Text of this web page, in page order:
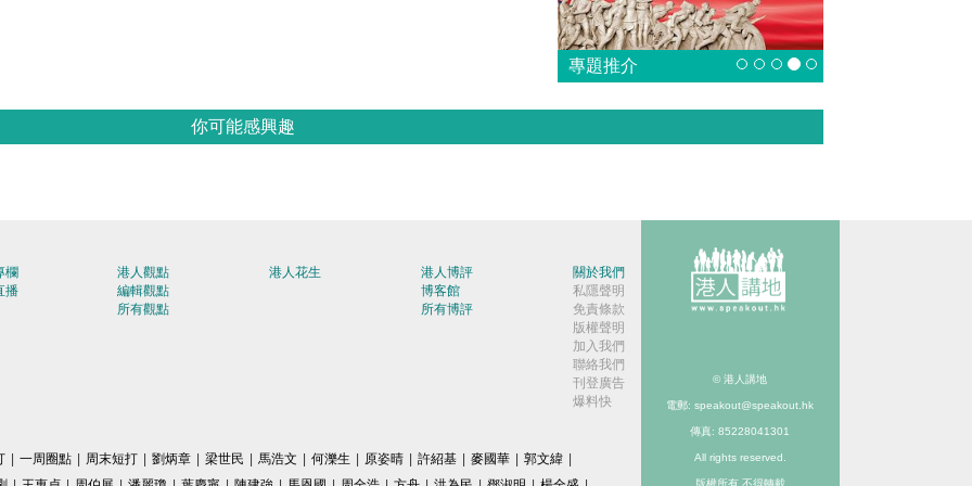
專題推介
你可能感興趣
欄
播
港人觀點
編輯觀點
所有觀點
港人花生
港人博評
博客館
所有博評
關於我們
私隱聲明
免責條款
版權聲明
加入我們
聯絡我們
刊登廣告
爆料快
一周圈點 周末短打 劉炳章 梁世民 馬浩文 何濼生 原姿晴 許紹基 麥國華 郭文緯
© 港人講地
電郵: speakout@speakout.hk
傳真: 85228041301
All rights reserved.
版權所有 不得轉載